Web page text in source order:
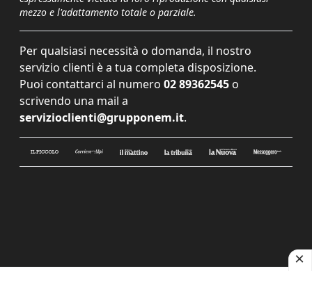
mezzo e l'adattamento totale o parziale.
Per qualsiasi necessità o domanda, il nostro
servizio clienti è a tua completa disposizione.
Puoi contattarci al numero 02 89362545 o
scrivendo una mail a
servizioclienti@grupponem.it.